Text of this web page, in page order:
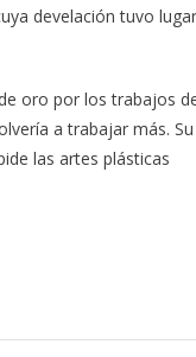
develación tuvo lugar
oro por los trabajos
a trabajar más. Su
las artes plásticas